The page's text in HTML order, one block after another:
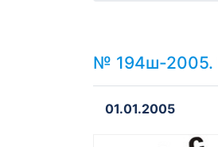
№ 194ш-2005.
01.01.2005